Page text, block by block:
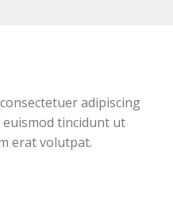
adipiscing
tincidunt ut
erat volutpat.